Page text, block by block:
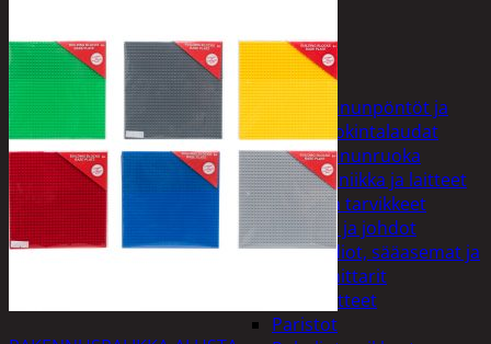
Kissat
Koirat
Linnut
Linnunpöntöt ja
ruokintalaudat
Linnunruoka
Kodin elektroniikka ja laitteet
Imurit ja tarvikkeet
Kaapelit ja johdot
Kelloradiot, sääasemat ja
lämpömittarit
Oheislaitteet
Paristot